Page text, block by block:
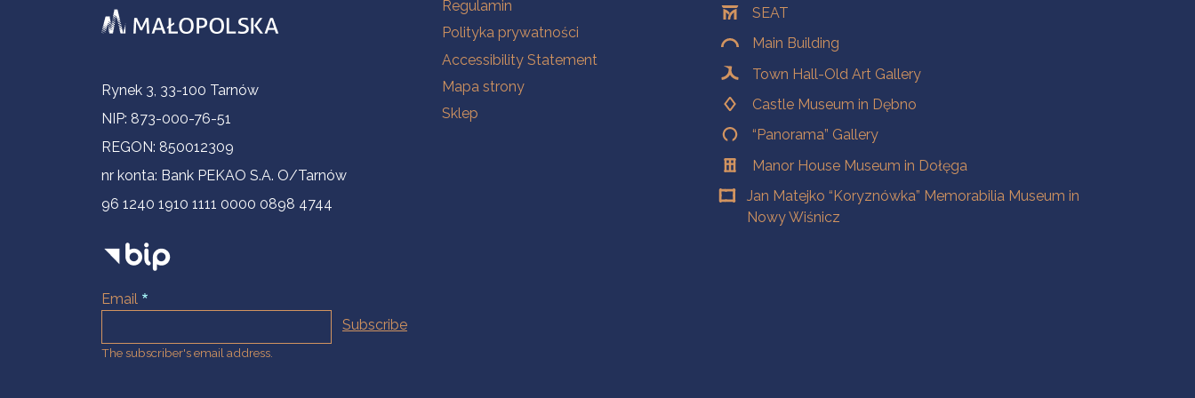
Contact Information
Rynek 3, 33-100 Tarnów
NIP: 873-000-76-51
REGON: 850012309
nr konta: Bank PEKAO S.A. O/Tarnów
96 1240 1910 1111 0000 0898 4744
Email
The subscriber's email address.
Regulamin
Polityka prywatności
Accessibility Statement
Mapa strony
Sklep
SEAT
Main Building
Town Hall-Old Art Gallery
Castle Museum in Dębno
“Panorama” Gallery
Manor House Museum in Dołęga
Jan Matejko “Koryznówka” Memorabilia Museum in
Nowy Wiśnicz